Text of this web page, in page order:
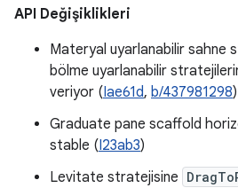
API Değişiklikleri
Materyal uyarlanabilir sahne
bölme uyarlanabilir
veriyor (Iae61d, b/437981298
Graduate pane scaffold
stable (I23ab3)
Levitate stratejisine